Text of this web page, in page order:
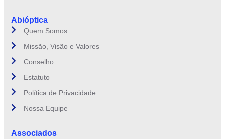
Abióptica
Quem Somos
Missão, Visão e Valores
Conselho
Estatuto
Política de Privacidade
Nossa Equipe
Associados